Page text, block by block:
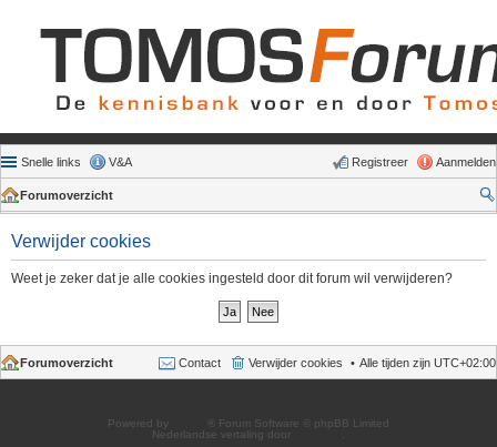
Snelle links V&A Aanmelden
Registreer
Forumoverzicht
Verwijder cookies
Weet je zeker dat je alle cookies ingesteld door dit forum wil verwijderen?
Forumoverzicht Alle tijden zijn UTC+02:00
Verwijder cookies
Contact
Powered by
® Forum Software © phpBB Limited
Nederlandse vertaling door